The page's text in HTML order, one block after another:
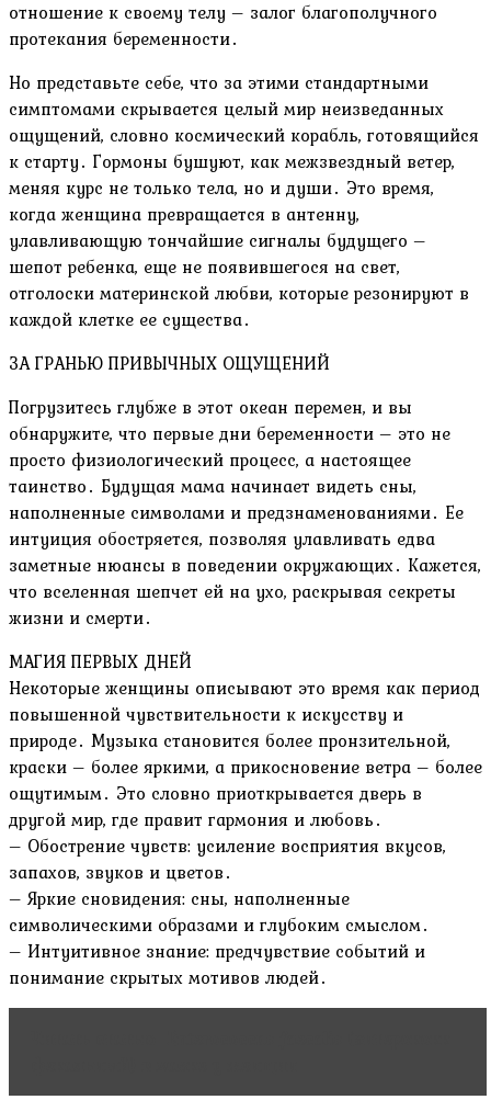
отношение к своему телу – залог благополучного
протекания беременности․
Но представьте себе, что за этими стандартными
симптомами скрывается целый мир неизведанных
ощущений, словно космический корабль, готовящийся
к старту․ Гормоны бушуют, как межзвездный ветер,
меняя курс не только тела, но и души․ Это время,
когда женщина превращается в антенну,
улавливающую тончайшие сигналы будущего –
шепот ребенка, еще не появившегося на свет,
отголоски материнской любви, которые резонируют в
каждой клетке ее существа․
ЗА ГРАНЬЮ ПРИВЫЧНЫХ ОЩУЩЕНИЙ
Погрузитесь глубже в этот океан перемен, и вы
обнаружите, что первые дни беременности – это не
просто физиологический процесс, а настоящее
таинство․ Будущая мама начинает видеть сны,
наполненные символами и предзнаменованиями․ Ее
интуиция обостряется, позволяя улавливать едва
заметные нюансы в поведении окружающих․ Кажется,
что вселенная шепчет ей на ухо, раскрывая секреты
жизни и смерти․
МАГИЯ ПЕРВЫХ ДНЕЙ
Некоторые женщины описывают это время как период
повышенной чувствительности к искусству и
природе․ Музыка становится более пронзительной,
краски – более яркими, а прикосновение ветра – более
ощутимым․ Это словно приоткрывается дверь в
другой мир, где правит гармония и любовь․
– Обострение чувств: усиление восприятия вкусов,
запахов, звуков и цветов․
– Яркие сновидения: сны, наполненные
символическими образами и глубоким смыслом․
– Интуитивное знание: предчувствие событий и
понимание скрытых мотивов людей․